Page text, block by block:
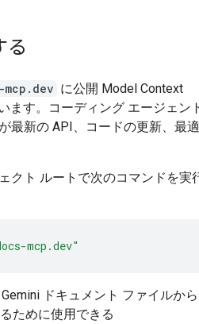
る
に公開 Model Context
ます。コーディング エージェン
最新の API、コードの更新、最
ト ルートで次のコマンドを実
mcp.dev"
ドキュメント ファイルか
ために使用できる